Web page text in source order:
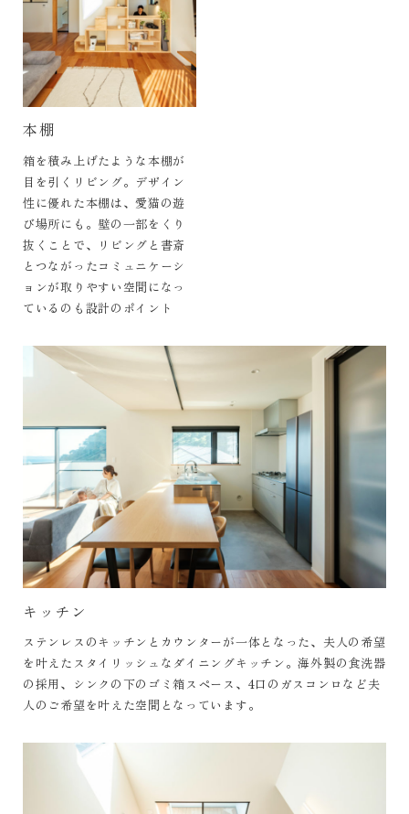
本棚
箱を積み上げたような本棚が
目を引くリビング。デザイン
性に優れた本棚は、愛猫の遊
び場所にも。壁の一部をくり
抜くことで、リビングと書斎
とつながったコミュニケーシ
ョンが取りやすい空間になっ
ているのも設計のポイント
キッチン
ステンレスのキッチンとカウンターが一体となった、夫人の希望
を叶えたスタイリッシュなダイニングキッチン。海外製の食洗器
の採用、シンクの下のゴミ箱スペース、4口のガスコンロなど夫
人のご希望を叶えた空間となっています。